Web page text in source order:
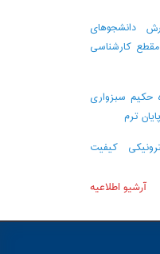
دانشجو‌های
کارشناسی
حکیم سبزواری
ترم
کیفیت
آرشیو اطلاعیه